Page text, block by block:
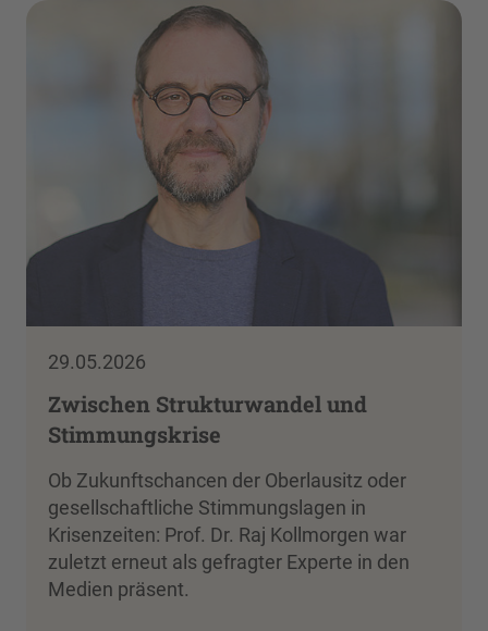
29.05.2026
Zwischen Strukturwandel und
Stimmungskrise
Ob Zukunftschancen der Oberlausitz oder
gesellschaftliche Stimmungslagen in
Krisenzeiten: Prof. Dr. Raj Kollmorgen war
zuletzt erneut als gefragter Experte in den
Medien präsent.